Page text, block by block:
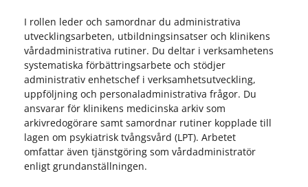
I rollen leder och samordnar du administrativa
utvecklingsarbeten, utbildningsinsatser och klinikens
vårdadministrativa rutiner. Du deltar i verksamhetens
systematiska förbättringsarbete och stödjer
administrativ enhetschef i verksamhetsutveckling,
uppföljning och personaladministrativa frågor. Du
ansvarar för klinikens medicinska arkiv som
arkivredogörare samt samordnar rutiner kopplade till
lagen om psykiatrisk tvångsvård (LPT). Arbetet
omfattar även tjänstgöring som vårdadministratör
enligt grundanställningen.